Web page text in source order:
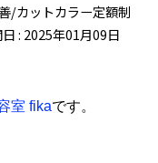
カットカラー定額制
: 2025年01月09日
室 fikaです。